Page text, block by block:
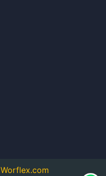
Worflex.com